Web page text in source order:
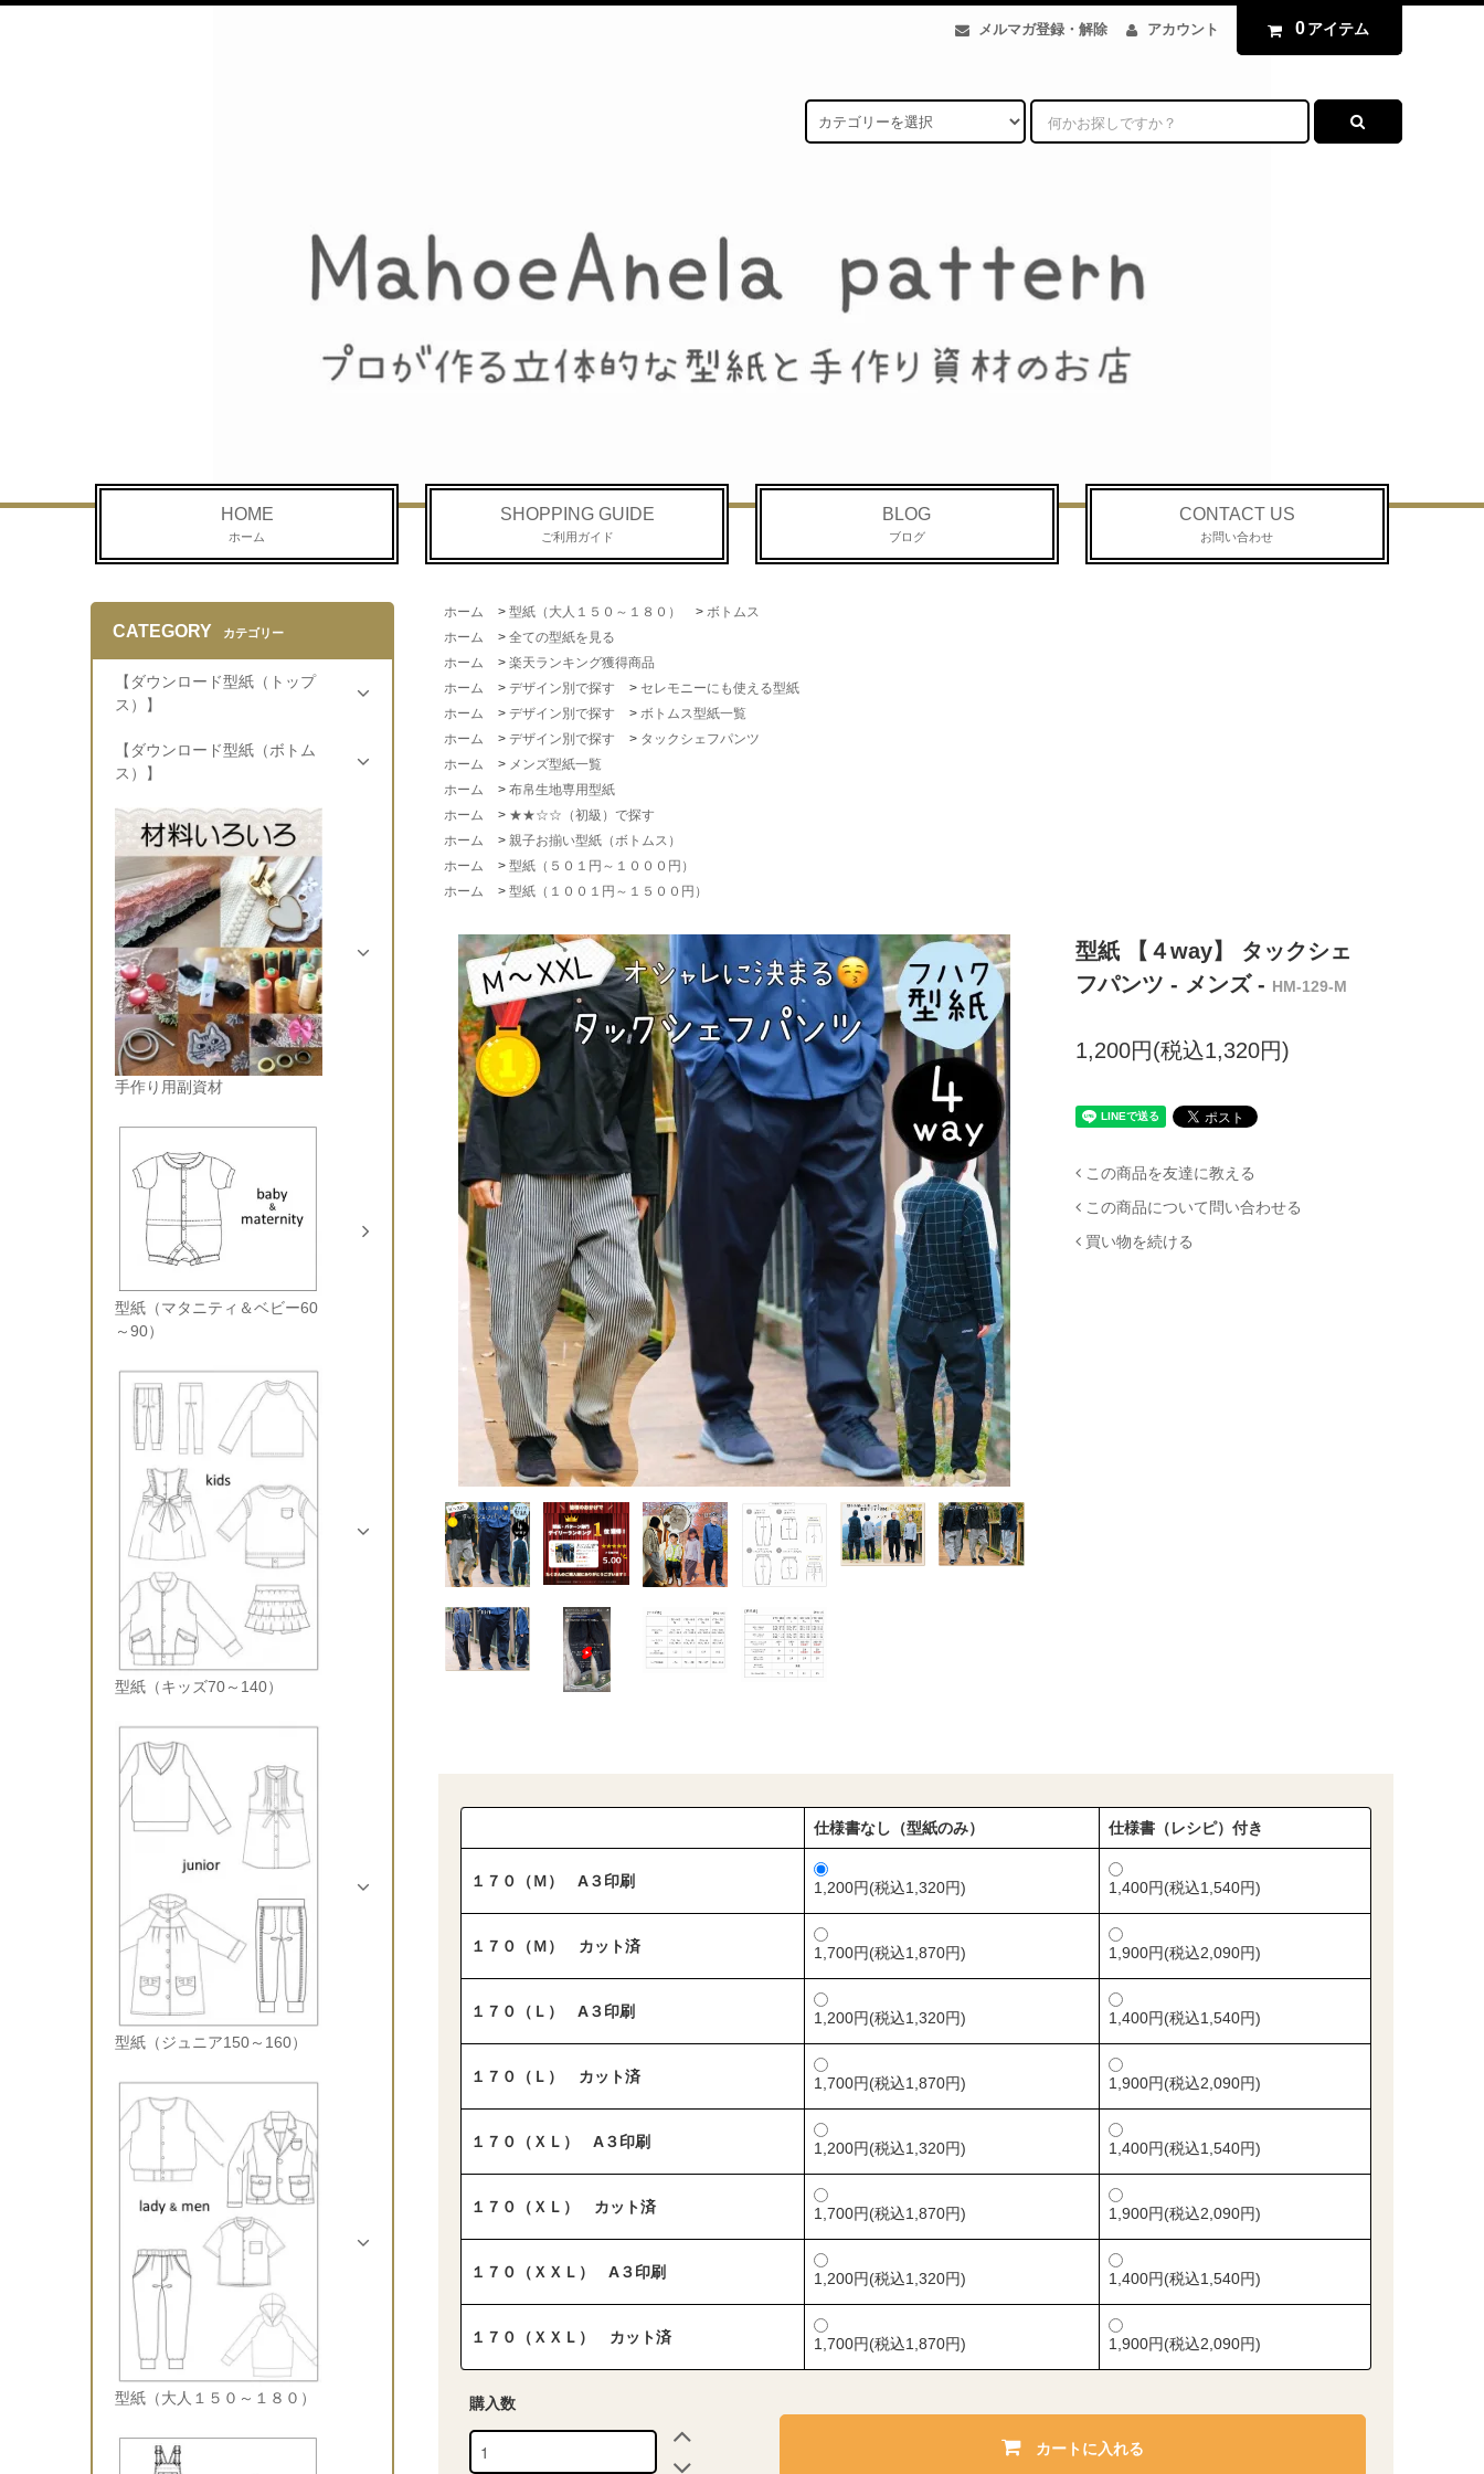
メルマガ登録・解除 アカウント 0 アイテム
HOME
ホーム
SHOPPING GUIDE
ご利用ガイド
BLOG
ブログ
CONTACT US
お問い合わせ
ホーム > 型紙（大人１５０～１８０） > ボトムス
ホーム
> 全ての型紙を見る
ホーム
> 楽天ランキング獲得商品
ホーム
> デザイン別で探す > セレモニーにも使える型紙
ホーム
> デザイン別で探す > ボトムス型紙一覧
ホーム
> デザイン別で探す > タックシェフパンツ
ホーム
> メンズ型紙一覧
ホーム
> 布帛生地専用型紙
ホーム
> ★★☆☆（初級）で探す
ホーム
> 親子お揃い型紙（ボトムス）
ホーム
> 型紙（５０１円～１０００円）
ホーム
> 型紙（１００１円～１５００円）
型紙 【４way】 タックシェ
フパンツ - メンズ - HM-129-M
1,200円(税込1,320円)
この商品を友達に教える
この商品について問い合わせる
買い物を続ける
仕様書なし（型紙のみ） 仕様書（レシピ）付き
１７０（Ｍ） A３印刷 1,200円(税込1,320円) 1,400円(税込1,540円)
１７０（Ｍ） カット済 1,700円(税込1,870円) 1,900円(税込2,090円)
１７０（Ｌ） A３印刷 1,200円(税込1,320円) 1,400円(税込1,540円)
１７０（Ｌ） カット済 1,700円(税込1,870円) 1,900円(税込2,090円)
１７０（ＸＬ） A３印刷 1,200円(税込1,320円) 1,400円(税込1,540円)
１７０（ＸＬ） カット済 1,700円(税込1,870円) 1,900円(税込2,090円)
１７０（ＸＸＬ） A３印刷 1,200円(税込1,320円) 1,400円(税込1,540円)
１７０（ＸＸＬ） カット済 1,700円(税込1,870円) 1,900円(税込2,090円)
購入数
カートに入れる
CATEGORY カテゴリー
【ダウンロード型紙（トップ
ス）】
【ダウンロード型紙（ボトム
ス）】
手作り用副資材
型紙（マタニティ＆ベビー60
～90）
型紙（キッズ70～140）
型紙（ジュニア150～160）
型紙（大人１５０～１８０）